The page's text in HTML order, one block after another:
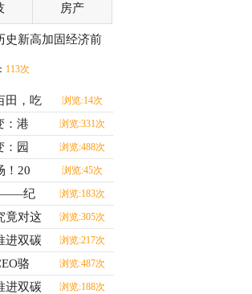
房产
史新高加固经济前
113次
田，吃 浏览:14次
：港 浏览:331次
：园 浏览:488次
！20 浏览:45次
——纪 浏览:183次
竟对这 浏览:305次
进双碳 浏览:217次
骆 浏览:487次
进双碳 浏览:188次